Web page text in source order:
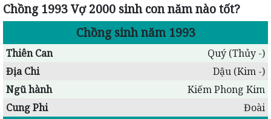
Chồng 1993 Vợ 2000 sinh con năm nào tốt?
Chồng sinh năm 1993
Thiên Can
Quý (Thủy -)
Địa Chi
Dậu (Kim -)
Ngũ hành
Kiếm Phong Kim
Cung Phi
Đoài